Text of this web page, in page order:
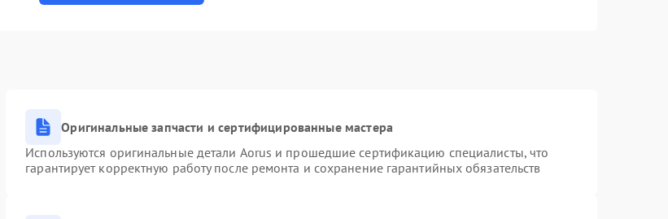
Оригинальные запчасти и сертифицированные мастера
Используются оригинальные детали Aorus и прошедшие сертификацию специалисты, что
гарантирует корректную работу после ремонта и сохранение гарантийных обязательств